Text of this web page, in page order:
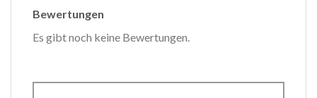
Bewertungen
Es gibt noch keine Bewertungen.